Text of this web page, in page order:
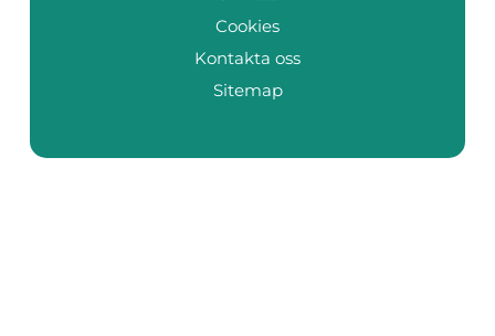
Cookies
Kontakta oss
Sitemap